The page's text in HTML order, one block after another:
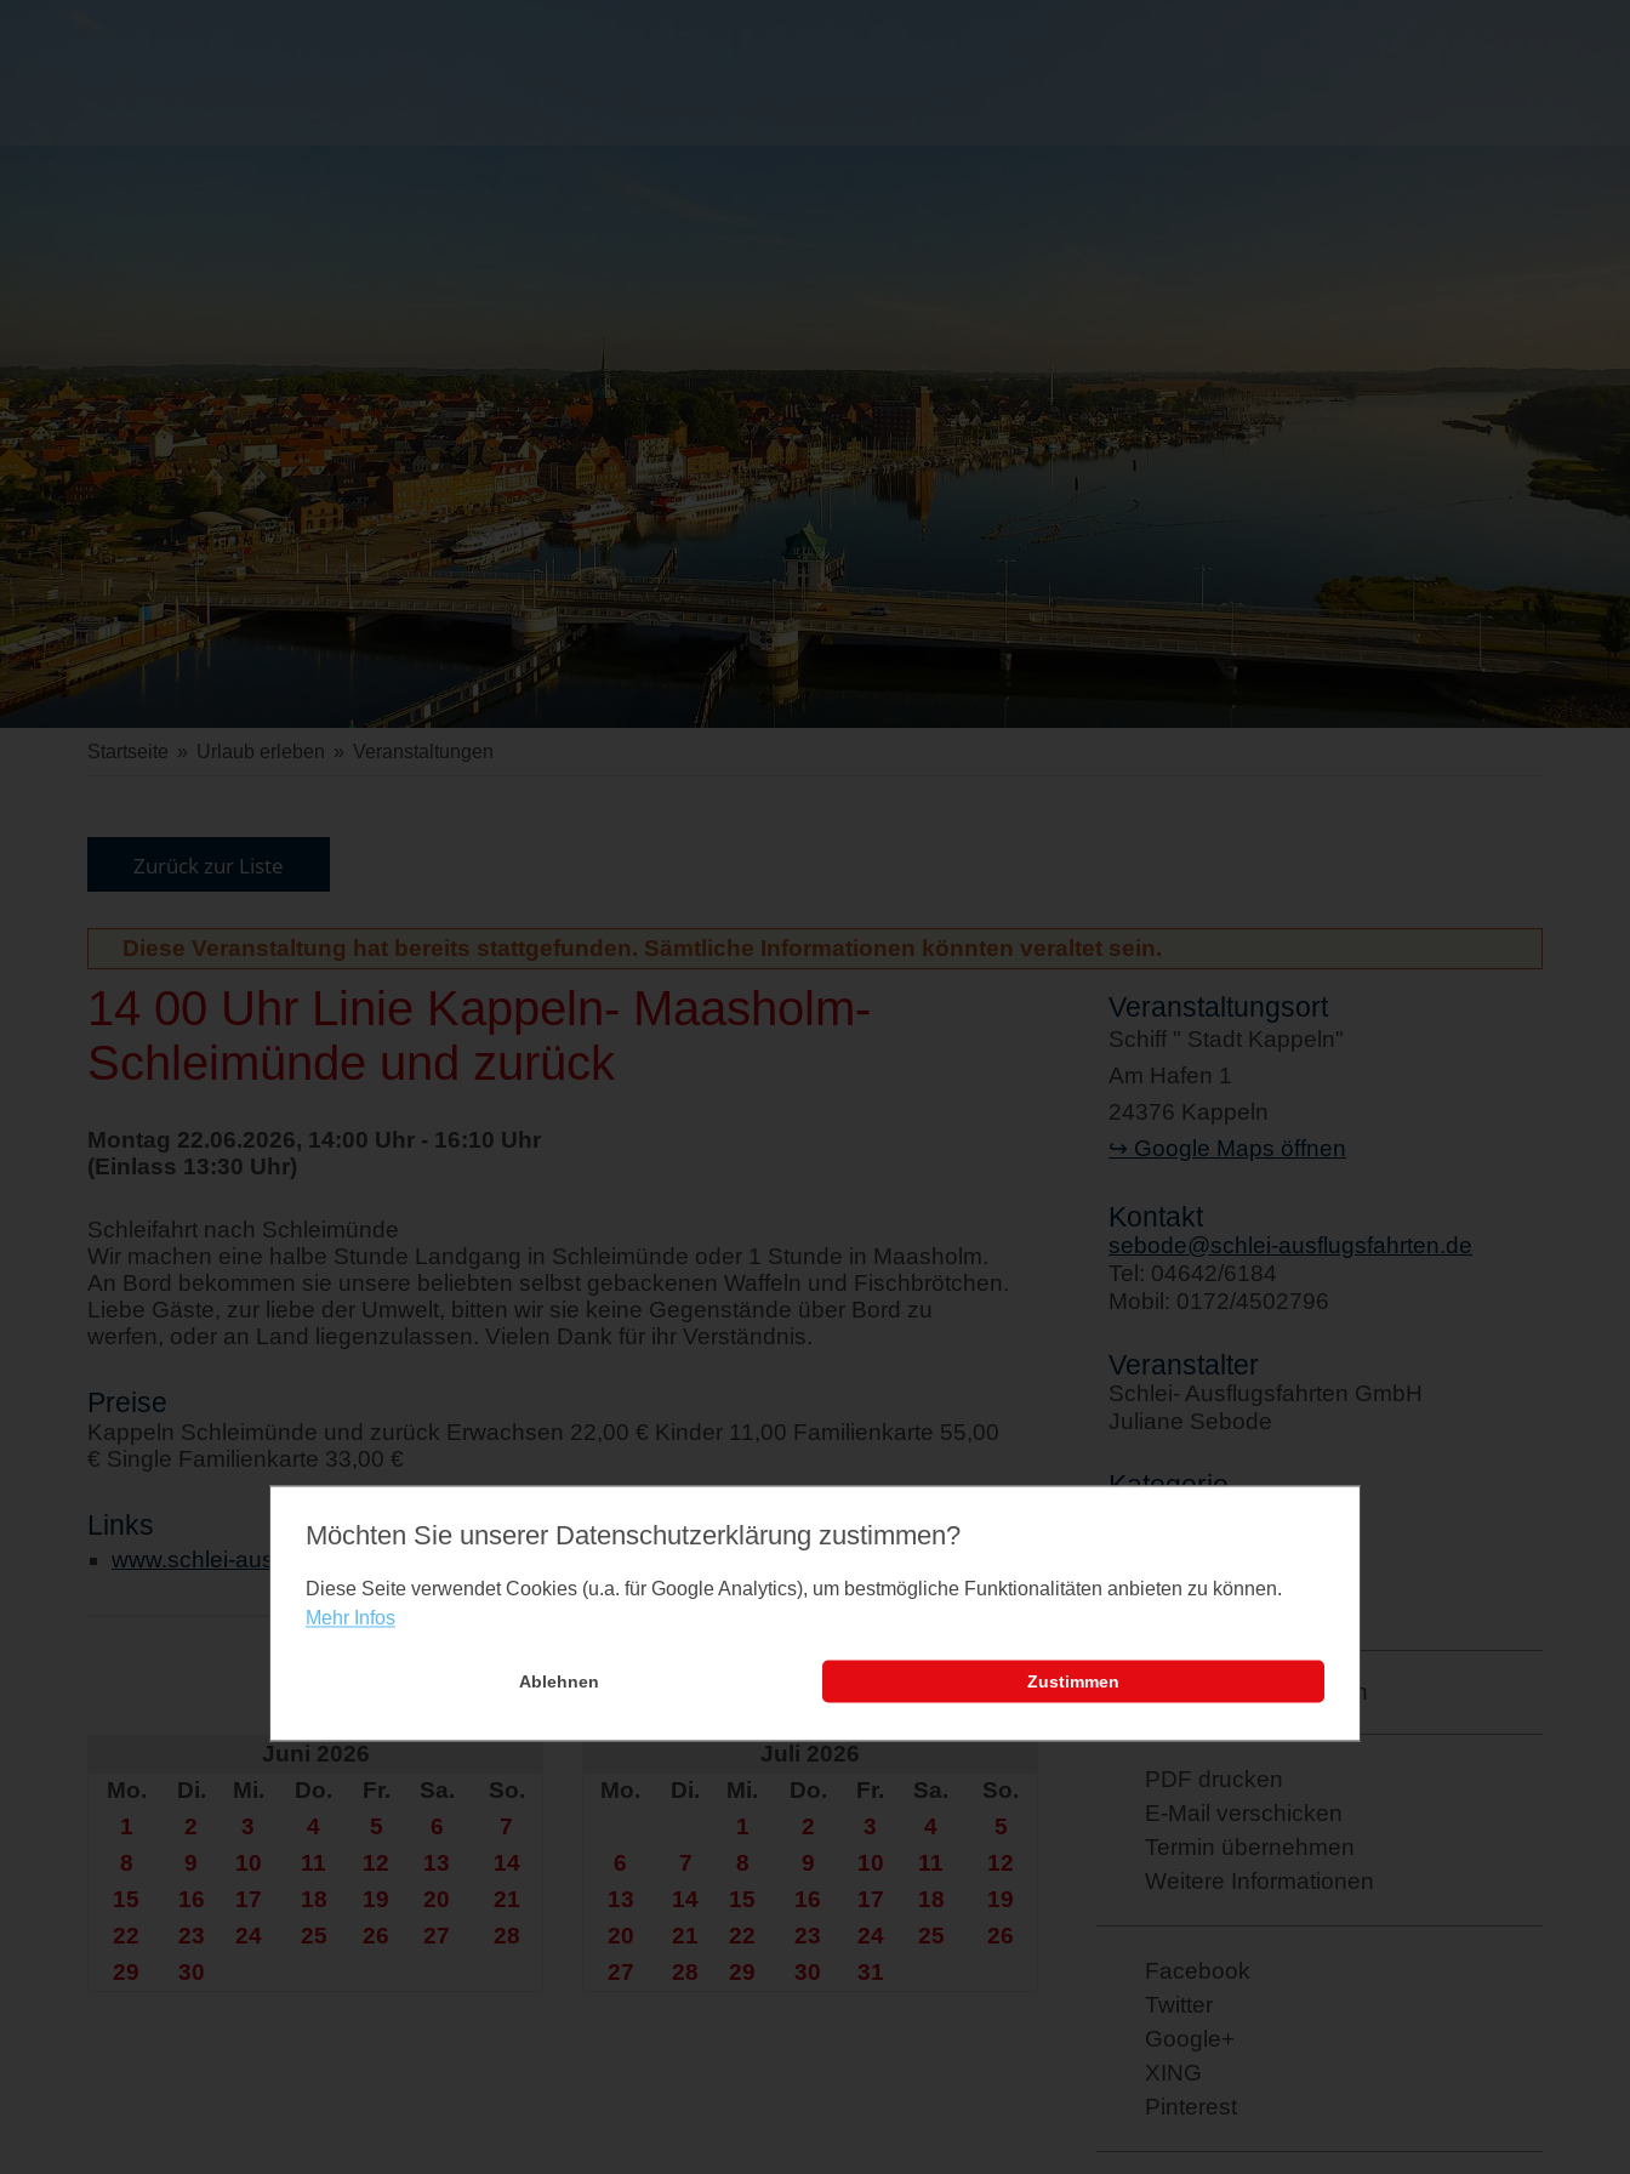
Startseite » Urlaub erleben » Veranstaltungen
Zurück zur Liste
Diese Veranstaltung hat bereits stattgefunden. Sämtliche Informationen könnten veraltet sein.
14 00 Uhr Linie Kappeln- Maasholm-
Schleimünde und zurück
Montag 22.06.2026, 14:00 Uhr - 16:10 Uhr
(Einlass 13:30 Uhr)
Schleifahrt nach Schleimünde
Wir machen eine halbe Stunde Landgang in Schleimünde oder 1 Stunde in Maasholm.
An Bord bekommen sie unsere beliebten selbst gebackenen Waffeln und Fischbrötchen.
Liebe Gäste, zur liebe der Umwelt, bitten wir sie keine Gegenstände über Bord zu
werfen, oder an Land liegenzulassen. Vielen Dank für ihr Verständnis.
Preise
Kappeln Schleimünde und zurück Erwachsen 22,00 € Kinder 11,00 Familienkarte 55,00
€ Single Familienkarte 33,00 €
Links
www.schlei-ausflugsfahrten.de
Juni 2026
Mo.
Di. Mi. Do. Fr. Sa.
So.
1
2 3 4 5 6
7
8
9 10 11 12 13
14
15
16 17 18 19 20
21
22
23 24 25 26 27
28
29
30
Juli 2026
Mo.
Di. Mi. Do. Fr. Sa.
So.
1
2 3 4
5
6
7 8 9 10 11
12
13
14 15 16 17 18
19
20
21 22 23 24 25
26
27
28 29 30 31
Veranstaltungsort
Schiff " Stadt Kappeln"
Am Hafen 1
24376 Kappeln
↪ Google Maps öffnen
Kontakt
sebode@schlei-ausflugsfahrten.de
Tel: 04642/6184
Mobil: 0172/4502796
Veranstalter
Schlei- Ausflugsfahrten GmbH
Juliane Sebode
Kategorie
Letztes Update
Merkzettel: speichern
PDF drucken
E-Mail verschicken
Termin übernehmen
Weitere Informationen
Facebook
Twitter
Google+
XING
Pinterest
Möchten Sie unserer Datenschutz­erklärung zustimmen?
Diese Seite verwendet Cookies (u.a. für Google Analytics), um bestmögliche Funktionalitäten anbieten zu können.
Mehr Infos
Ablehnen Zustimmen